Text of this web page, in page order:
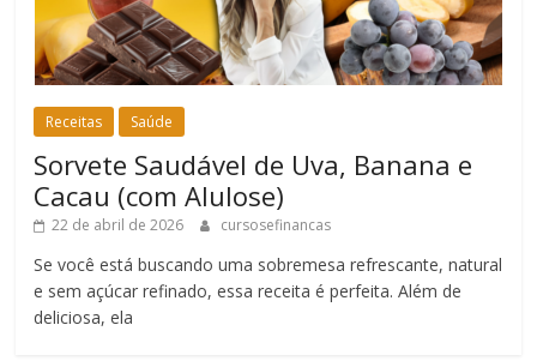
Receitas Saúde
Sorvete Saudável de Uva, Banana e
Cacau (com Alulose)
22 de abril de 2026 cursosefinancas
Se você está buscando uma sobremesa refrescante, natural
e sem açúcar refinado, essa receita é perfeita. Além de
deliciosa, ela